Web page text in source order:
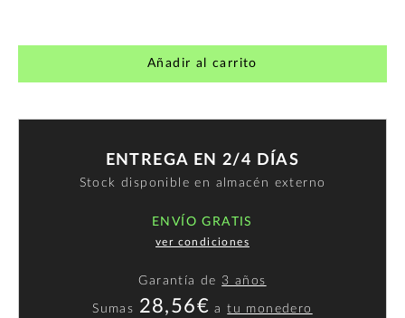
Añadir al carrito
ENTREGA EN 2/4 DÍAS
Stock disponible en almacén externo
ENVÍO GRATIS
ver condiciones
Garantía de 3 años
Sumas 28,56€ atu monedero